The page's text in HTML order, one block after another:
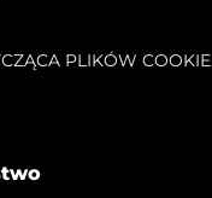
PLIKÓW COOKIE